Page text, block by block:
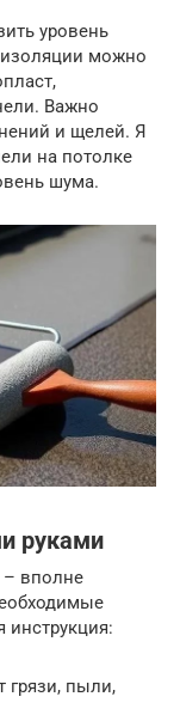
уровень
можно
Важно
и щелей. Я
на потолке
шума.
руками
– вполне
грязи, пыли,